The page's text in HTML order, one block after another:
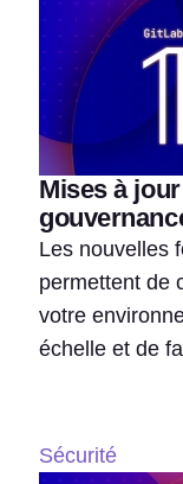
Mises à
Les nouvelles
permettent de
votre
échelle et de
Sécurité